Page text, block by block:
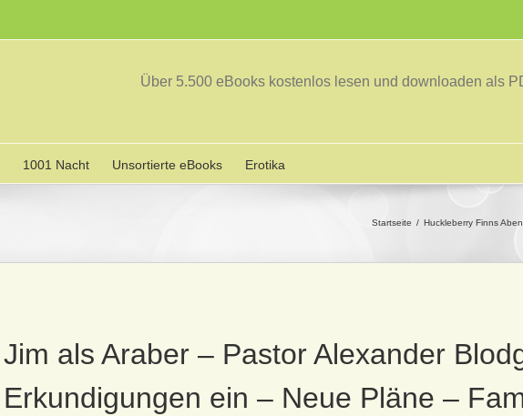
Über 5.500 eBooks kostenlos lesen und downloaden als
1001 Nacht Unsortierte eBooks Erotika
Startseite Huckleberry Finns
Jim als Araber – Pastor Alexander
Erkundigungen ein – Neue Pläne –